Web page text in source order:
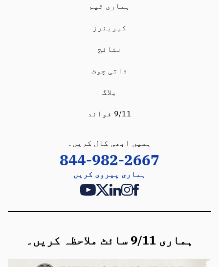
ہماری ٹیم
کیریئرز
نتائج
ذاتی چوٹ
بلاگ
9/11 فوائد
ہمیں ابھی کال کریں۔
844-982-2667
ہماری پیروی کریں
ہماری 9/11 سائٹ ملاحظہ کریں۔